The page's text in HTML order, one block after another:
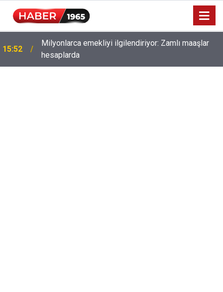
15:52
Milyonlarca emekliyi ilgilendiriyor: Zamlı maaşlar
hesaplarda